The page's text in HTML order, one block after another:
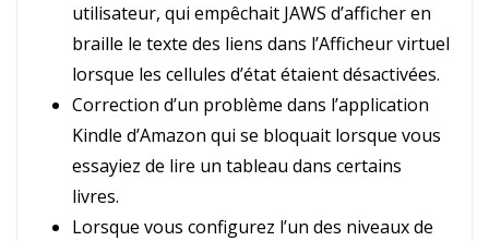
utilisateur, qui empêchait JAWS d’afficher en
braille le texte des liens dans l’Afficheur virtuel
lorsque les cellules d’état étaient désactivées.
Correction d’un problème dans l’application
Kindle d’Amazon qui se bloquait lorsque vous
essayiez de lire un tableau dans certains
livres.
Lorsque vous configurez l’un des niveaux de